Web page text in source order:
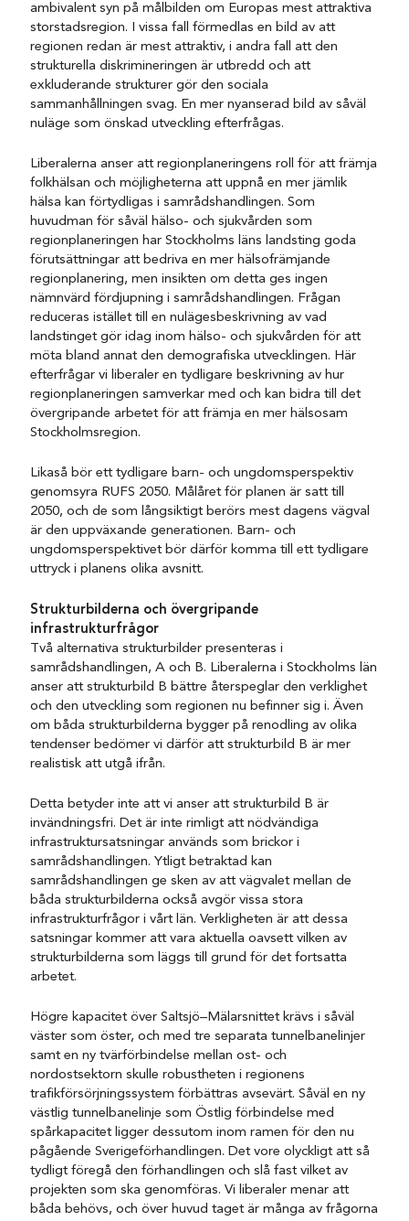
ambivalent syn på målbilden om Europas mest attraktiva
storstadsregion. I vissa fall förmedlas en bild av att
regionen redan är mest attraktiv, i andra fall att den
strukturella diskrimineringen är utbredd och att
exkluderande strukturer gör den sociala
sammanhållningen svag. En mer nyanserad bild av såväl
nuläge som önskad utveckling efterfrågas.
Liberalerna anser att regionplaneringens roll för att främja
folkhälsan och möjligheterna att uppnå en mer jämlik
hälsa kan förtydligas i samrådshandlingen. Som
huvudman för såväl hälso- och sjukvården som
regionplaneringen har Stockholms läns landsting goda
förutsättningar att bedriva en mer hälsofrämjande
regionplanering, men insikten om detta ges ingen
nämnvärd fördjupning i samrådshandlingen. Frågan
reduceras istället till en nulägesbeskrivning av vad
landstinget gör idag inom hälso- och sjukvården för att
möta bland annat den demografiska utvecklingen. Här
efterfrågar vi liberaler en tydligare beskrivning av hur
regionplaneringen samverkar med och kan bidra till det
övergripande arbetet för att främja en mer hälsosam
Stockholmsregion.
Likaså bör ett tydligare barn- och ungdomsperspektiv
genomsyra RUFS 2050. Målåret för planen är satt till
2050, och de som långsiktigt berörs mest dagens vägval
är den uppväxande generationen. Barn- och
ungdomsperspektivet bör därför komma till ett tydligare
uttryck i planens olika avsnitt.
Strukturbilderna och övergripande
infrastrukturfrågor
Två alternativa strukturbilder presenteras i
samrådshandlingen, A och B. Liberalerna i Stockholms län
anser att strukturbild B bättre återspeglar den verklighet
och den utveckling som regionen nu befinner sig i. Även
om båda strukturbilderna bygger på renodling av olika
tendenser bedömer vi därför att strukturbild B är mer
realistisk att utgå ifrån.
Detta betyder inte att vi anser att strukturbild B är
invändningsfri. Det är inte rimligt att nödvändiga
infrastruktursatsningar används som brickor i
samrådshandlingen. Ytligt betraktad kan
samrådshandlingen ge sken av att vägvalet mellan de
båda strukturbilderna också avgör vissa stora
infrastrukturfrågor i vårt län. Verkligheten är att dessa
satsningar kommer att vara aktuella oavsett vilken av
strukturbilderna som läggs till grund för det fortsatta
arbetet.
Högre kapacitet över Saltsjö–Mälarsnittet krävs i såväl
väster som öster, och med tre separata tunnelbanelinjer
samt en ny tvärförbindelse mellan ost- och
nordostsektorn skulle robustheten i regionens
trafikförsörjningssystem förbättras avsevärt. Såväl en ny
västlig tunnelbanelinje som Östlig förbindelse med
spårkapacitet ligger dessutom inom ramen för den nu
pågående Sverigeförhandlingen. Det vore olyckligt att så
tydligt föregå den förhandlingen och slå fast vilket av
projekten som ska genomföras. Vi liberaler menar att
båda behövs, och över huvud taget är många av frågorna